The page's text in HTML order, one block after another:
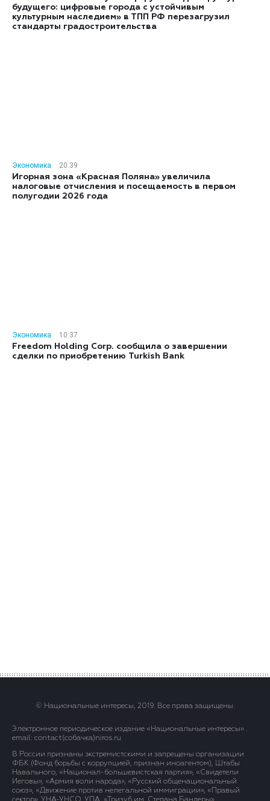
будущего: цифровые города с устойчивым
культурным наследием» в ТПП РФ перезагрузил
стандарты градостроительства
Экономика
20:39
Игорная зона «Красная Поляна» увеличила
налоговые отчисления и посещаемость в первом
полугодии 2026 года
Экономика
10:37
Freedom Holding Corp. сообщила о завершении
сделки по приобретению Turkish Bank
© Национальные интересы, 2019. Все права защищены.
Электронное периодическое издание «Национальные интересы» .
email: contact(сoбaчка)niros.ru
В России признаны экстремистскими и запрещены организации
ФБК (Фонд борьбы с коррупцией, признан иноагентом), Штабы
Навального, «Национал-большевистская партия», «Свидетели
Иеговы», «Армия воли народа», «Русский общенациональный
союз», «Движение против нелегальной иммиграции», «Правый